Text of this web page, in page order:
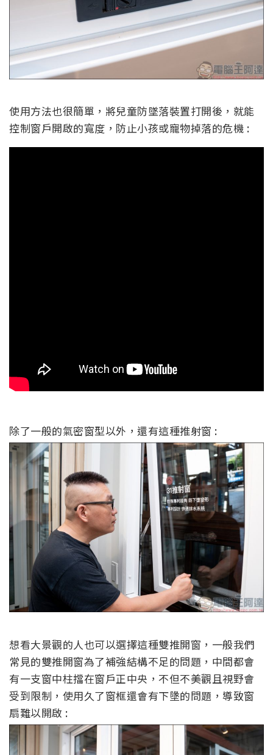
使用方法也很簡單，將兒童防墜落裝置打開後，就能
控制窗戶開啟的寬度，防止小孩或寵物掉落的危機 :
除了一般的氣密窗型以外，還有這種推射窗 :
想看大景觀的人也可以選擇這種雙推開窗，一般我們
常見的雙推開窗為了補強結構不足的問題，中間都會
有一支窗中柱擋在窗戶正中央 ， 不但不美觀且視野會
受到限制 ， 使用久了窗框還會有下墬的問題，導致窗
扇難以開啟 :